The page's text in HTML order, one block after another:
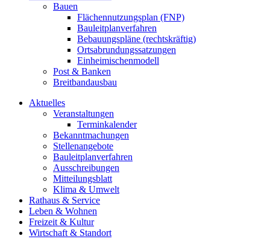
Bauen
Flächennutzungsplan (FNP)
Bauleitplanverfahren
Bebauungspläne (rechtskräftig)
Ortsabrundungssatzungen
Einheimischenmodell
Post & Banken
Breitbandausbau
Aktuelles
Veranstaltungen
Terminkalender
Bekanntmachungen
Stellenangebote
Bauleitplanverfahren
Ausschreibungen
Mitteilungsblatt
Klima & Umwelt
Rathaus & Service
Leben & Wohnen
Freizeit & Kultur
Wirtschaft & Standort